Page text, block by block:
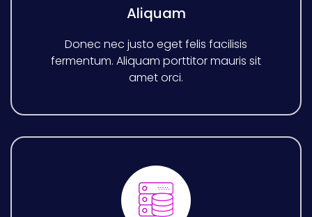
Aliquam
Donec nec justo eget felis facilisis
fermentum. Aliquam porttitor mauris sit
amet orci.